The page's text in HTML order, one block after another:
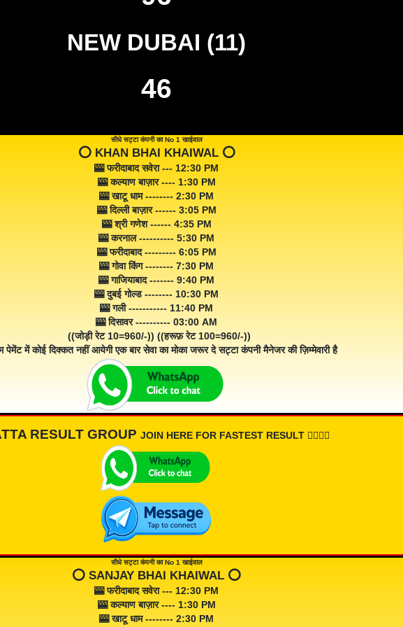
NEW DUBAI (11)
46
सीधे सट्टा कंपनी का No 1 खाईवाल
⭕️ KHAN BHAI KHAIWAL ⭕️
🎰 फरीदाबाद सवेरा --- 12:30 PM
🎰 कल्याण बाज़ार ---- 1:30 PM
🎰 खाटू धाम -------- 2:30 PM
🎰 दिल्ली बाज़ार ------ 3:05 PM
🎰 श्री गणेश ------ 4:35 PM
🎰 करनाल ---------- 5:30 PM
🎰 फरीदाबाद --------- 6:05 PM
🎰 गोवा किंग -------- 7:30 PM
🎰 गाजियाबाद ------- 9:40 PM
🎰 दुबई गोल्ड -------- 10:30 PM
🎰 गली ----------- 11:40 PM
🎰 दिसावर ---------- 03:00 AM
((जोड़ी रेट 10=960/-)) ((हरूफ़ रेट 100=960/-))
पेमेंट में कोई दिक्कत नहीं आयेगी एक बार सेवा का मोका जरूर दे सट्टा कंपनी मैनेजर की ज़िम्मेवारी है
RESULT GROUP JOIN HERE FOR FASTEST RESULT 👇🏾👇🏾
सीधे सट्टा कंपनी का No 1 खाईवाल
⭕️ SANJAY BHAI KHAIWAL ⭕️
🎰 फरीदाबाद सवेरा --- 12:30 PM
🎰 कल्याण बाज़ार ---- 1:30 PM
🎰 खाटू धाम -------- 2:30 PM